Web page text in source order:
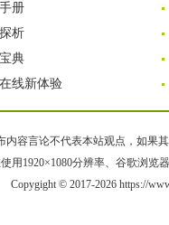
册
析
典
线新体验
内容言论不代表本站观点，如果
用1920×1080分辨率、谷歌浏览
Copygight © 2017-2026 https://